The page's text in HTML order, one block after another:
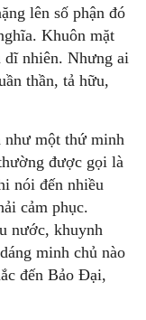
lên số phận đó
Khuôn mặt
dĩ nhiên. Nhưng ai
thần, tả hữu,
như một thứ minh
được gọi là
nói đến nhiều
cảm phục.
nước, khuynh
minh chủ nào
đến Bảo Đại,